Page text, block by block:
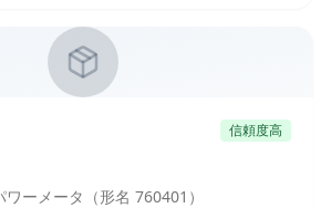
信頼度高
ーメータ（形名 760401）